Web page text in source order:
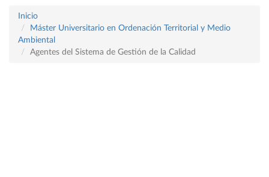
Inicio
Máster Universitario en Ordenación Territorial y Medio
Ambiental
Agentes del Sistema de Gestión de la Calidad